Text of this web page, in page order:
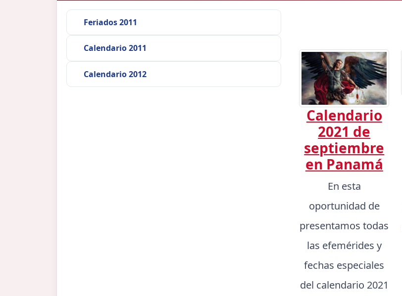
Feriados 2011
Calendario 2011
Calendario 2012
Calendario
2021 de
septiembre
en Panamá
En esta
oportunidad de
presentamos todas
las efemérides y
fechas especiales
del calendario 2021